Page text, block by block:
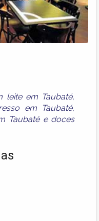
leite em Taubaté,
em Taubaté,
Taubatée doces